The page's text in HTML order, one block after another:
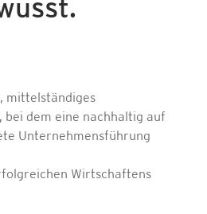
mittelständiges
bei dem eine nachhaltig auf
Unternehmensführung
Wirtschaftens